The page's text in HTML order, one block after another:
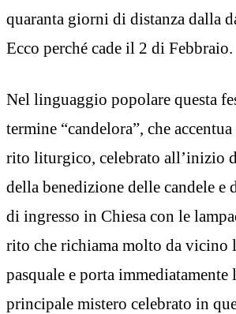
quaranta giorni di distanza dalla
Ecco perché cade il 2 di Febbraio.
Nel linguaggio popolare questa
termine “candelora”, che
rito liturgico, celebrato all’inizio
della benedizione delle candele e
di ingresso in Chiesa con le
rito che richiama molto da vicino
pasquale e porta immediatamente
principale mistero celebrato in